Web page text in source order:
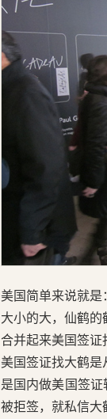
美国简单来说就是
大小的大，仙鹤
合并起来美国签证
美国签证找大鹤
是国内做美国签
被拒签，就私信大